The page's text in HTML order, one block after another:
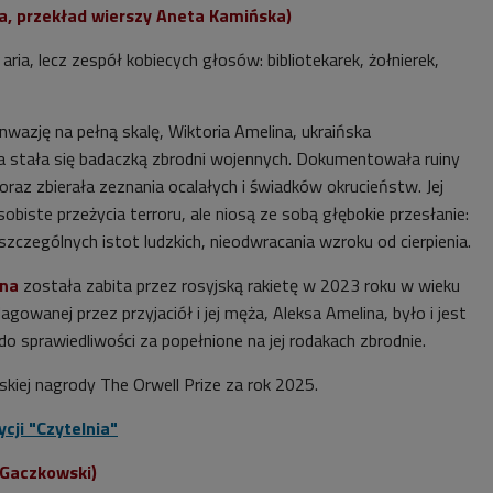
przekład wierszy Aneta Kamińska)
lecz zespół kobiecych głosów: bibliotekarek, żołnierek,
na pełną skalę, Wiktoria Amelina, ukraińska
się badaczką zbrodni wojennych. Dokumentowała ruiny
zbierała zeznania ocalałych i świadków okrucieństw. Jej
przeżycia terroru, ale niosą ze sobą głębokie przesłanie:
istot ludzkich, nieodwracania wzroku od cierpienia.
została zabita przez rosyjską rakietę w 2023 roku w wieku
przez przyjaciół i jej męża, Aleksa Amelina, było i jest
sprawiedliwości za popełnione na jej rodakach zbrodnie.
nagrody The Orwell Prize za rok 2025.
"Czytelnia"